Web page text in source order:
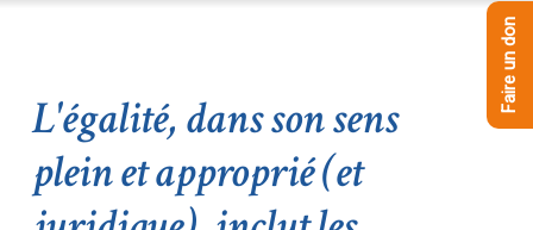
L'égalité, dans son sens
plein et approprié (et
Faire un don